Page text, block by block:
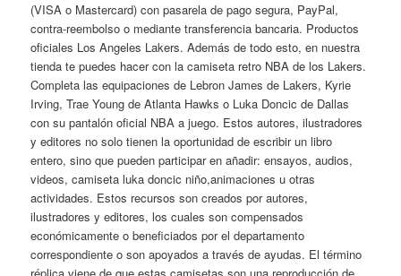
(VISA o Mastercard) con pasarela de pago segura, PayPal,
contra-reembolso o mediante transferencia bancaria. Productos
oficiales Los Angeles Lakers. Además de todo esto, en nuestra
tienda te puedes hacer con la camiseta retro NBA de los Lakers.
Completa las equipaciones de Lebron James de Lakers, Kyrie
Irving, Trae Young de Atlanta Hawks o Luka Doncic de Dallas
con su pantalón oficial NBA a juego. Estos autores, ilustradores
y editores no solo tienen la oportunidad de escribir un libro
entero, sino que pueden participar en añadir: ensayos, audios,
videos, camiseta luka doncic niño,animaciones u otras
actividades. Estos recursos son creados por autores,
ilustradores y editores, los cuales son compensados
económicamente o beneficiados por el departamento
correspondiente o son apoyados a través de ayudas. El término